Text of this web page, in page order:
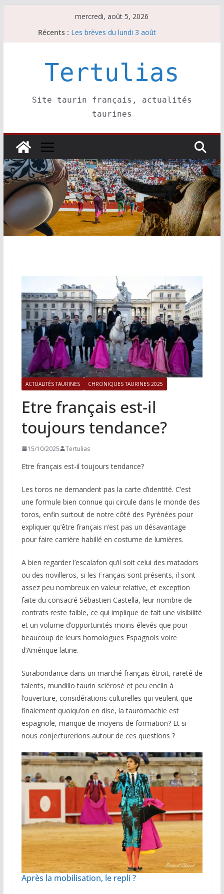
mercredi, août 5, 2026
Récents : Les brèves du lundi 3 août
Les brèves du mardi 4 août
La Sokamuturra de Pasai Donibane
Tertulias
Site taurin français, actualités
taurines
ACTUALITÉS TAURINES CHRONIQUES TAURINES 2025
Etre français est-il
toujours tendance?
15/10/2025 Tertulias
Etre français est-il toujours tendance?
Les toros ne demandent pas la carte d’identité. C’est
une formule bien connue qui circule dans le monde des
toros, enfin surtout de notre côté des Pyrénées pour
expliquer qu’être français n’est pas un désavantage
pour faire carrière habillé en costume de lumières.
A bien regarder l’escalafon qu’il soit celui des matadors
ou des novilleros, si les Français sont présents, il sont
assez peu nombreux en valeur relative, et exception
faite du consacré Sébastien Castella, leur nombre de
contrats reste faible, ce qui implique de fait une visibilité
et un volume d’opportunités moins élevés que pour
beaucoup de leurs homologues Espagnols voire
d’Amérique latine.
Surabondance dans un marché français étroit, rareté de
talents, mundillo taurin sclérosé et peu enclin à
l’ouverture, considérations culturelles qui veulent que
finalement quoiqu’on en dise, la tauromachie est
espagnole, manque de moyens de formation? Et si
nous conjecturerions autour de ces questions ?
Après la mobilisation, le repli ?